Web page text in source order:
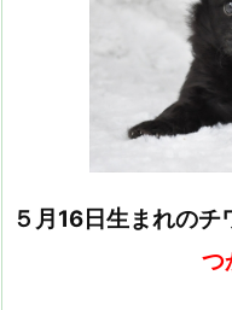
５月16日生まれのチ
つ